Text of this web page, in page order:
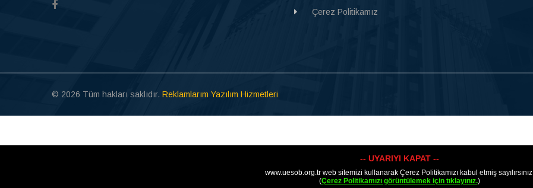
Çerez Politikamız
© 2026 Tüm hakları saklıdır. Reklamlarım Yazılım Hizmetleri
-- UYARIYI KAPAT --
www.uesob.org.tr web sitemizi kullanarak Çerez Politikamızı kabul etmiş sayılırsınız.
(Çerez Politikamızı görüntülemek için tıklayınız.)